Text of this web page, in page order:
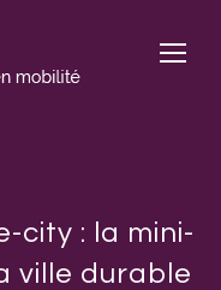
city : la mini-
ville durable